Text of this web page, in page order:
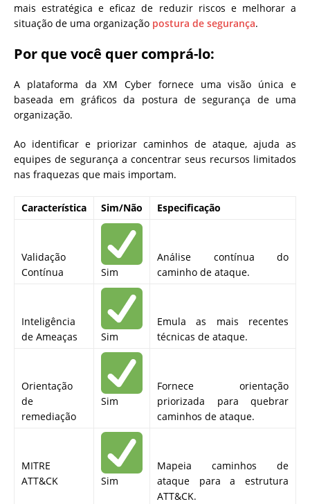
mais estratégica e eficaz de reduzir riscos e melhorar a
situação de uma organização postura de segurança.
Por que você quer comprá-lo:
A plataforma da XM Cyber fornece uma visão única e
baseada em gráficos da postura de segurança de uma
organização.
Ao identificar e priorizar caminhos de ataque, ajuda as
equipes de segurança a concentrar seus recursos limitados
nas fraquezas que mais importam.
Característica Sim/Não Especificação
Validação
Contínua
Sim
Análise contínua do
caminho de ataque.
Inteligência
de Ameaças
Sim
Emula as mais recentes
técnicas de ataque.
Orientação
de
remediação
Sim
Fornece orientação
priorizada para quebrar
caminhos de ataque.
MITRE
ATT&CK
Sim
Mapeia caminhos de
ataque para a estrutura
ATT&CK.